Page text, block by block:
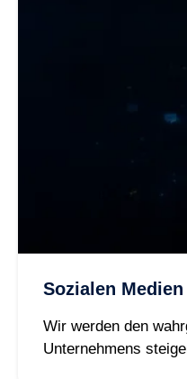
Sozialen Medien
Wir werden den
Unternehmens